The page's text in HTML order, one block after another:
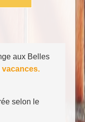
aux Belles
vacances.
selon le